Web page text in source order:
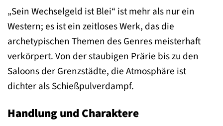
„Sein Wechselgeld ist Blei“ ist mehr als nur ein
Western; es ist ein zeitloses Werk, das die
archetypischen Themen des Genres meisterhaft
verkörpert. Von der staubigen Prärie bis zu den
Saloons der Grenzstädte, die Atmosphäre ist
dichter als Schießpulverdampf.
Handlung und Charaktere